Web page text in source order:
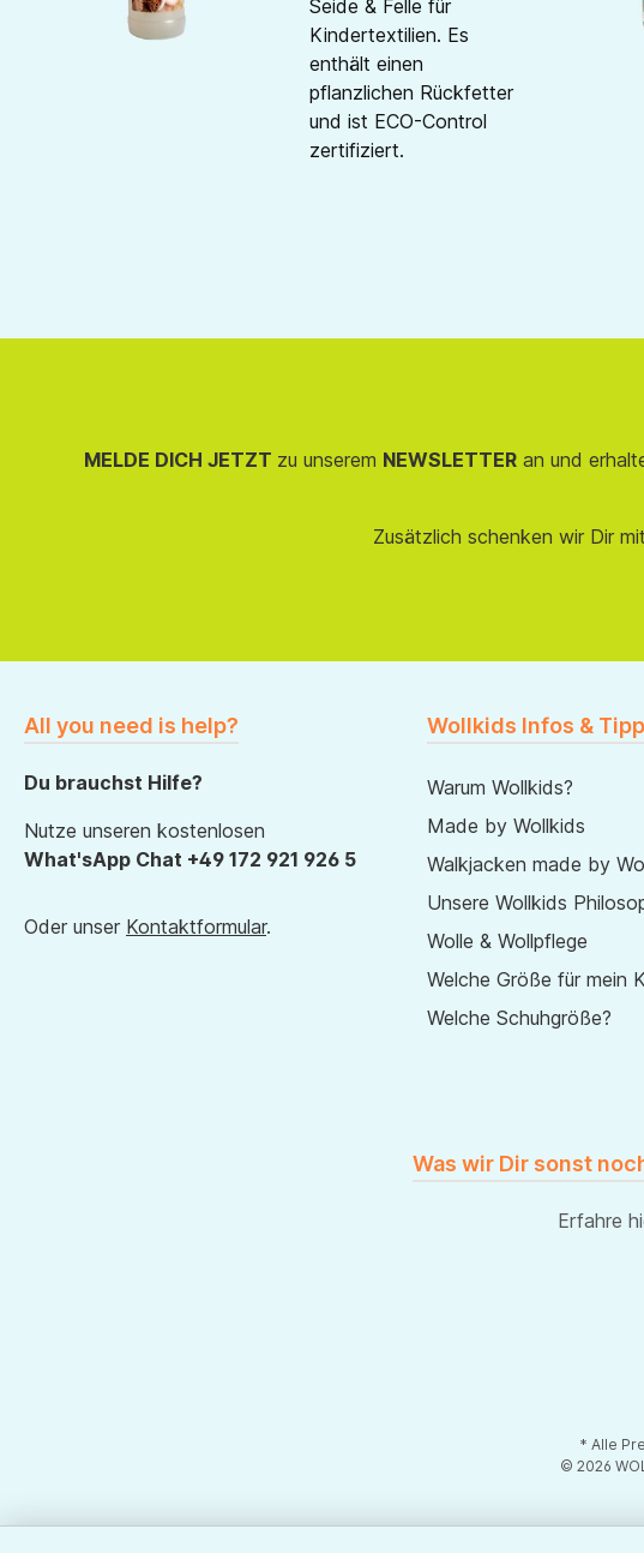
Seide & Felle für
Kindertextilien. Es
enthält einen
pflanzlichen Rückfetter
und ist ECO-Control
zertifiziert.
MELDE DICH JETZT zu unserem NEWSLETTERan und
Zusätzlich schenken wir Dir
All you need is help?
Du brauchst Hilfe?
Nutze unseren kostenlosen
What'sApp Chat +49 172 921 926 5
Oder unser Kontaktformular.
Wollkids Infos &
Warum Wollkids?
Made by Wollkids
Walkjacken made by
Unsere Wollkids
Wolle & Wollpflege
Welche Größe für mein
Welche Schuhgröße?
Was wir Dir sonst
Erfahre
* Alle
© 2026